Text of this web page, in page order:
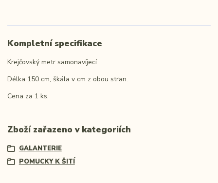
Kompletní specifikace
Krejčovský metr samonavíjecí.
Délka 150 cm, škála v cm z obou stran.
Cena za 1 ks.
Zboží zařazeno v kategoriích
GALANTERIE
POMUCKY K ŠITÍ